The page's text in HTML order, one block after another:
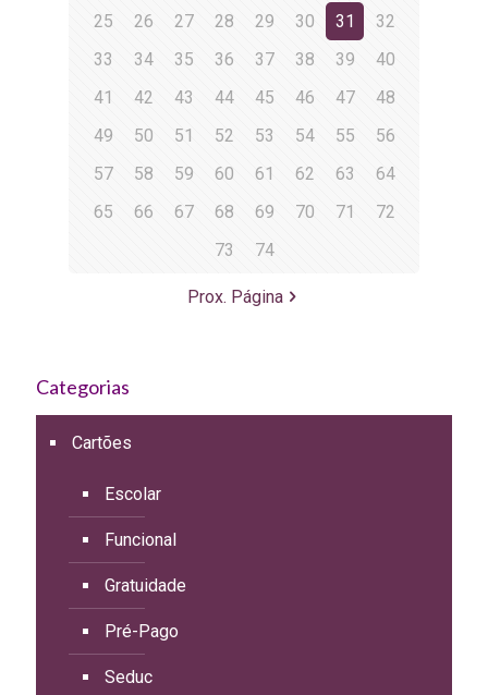
25
26 27 28 29 30 31
32
33
34 35 36 37 38 39
40
41
42 43 44 45 46 47
48
49
50 51 52 53 54 55
56
57
58 59 60 61 62 63
64
65
66 67 68 69 70 71
72
73
74
Prox. Página
Categorias
Cartões
Escolar
Funcional
Gratuidade
Pré-Pago
Seduc